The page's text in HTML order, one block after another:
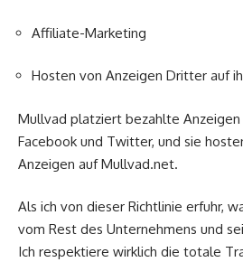
Affiliate-Marketing
Hosten von Anzeigen Dritter auf
Mullvad platziert bezahlte
Facebook und Twitter, und sie
Anzeigen auf Mullvad.net.
Als ich von dieser Richtlinie erfuhr,
vom Rest des Unternehmens und
Ich respektiere wirklich die totale